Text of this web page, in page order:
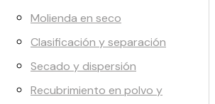
Molienda en seco
Clasificación y separación
Secado y dispersión
Recubrimiento en polvo y